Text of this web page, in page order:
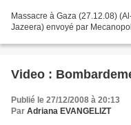
Massacre à Gaza (27.12.08)
Jazeera) envoyé par
Video :
Publié le 27/12/2008 à 20:13
Par Adriana EVANGELIZT